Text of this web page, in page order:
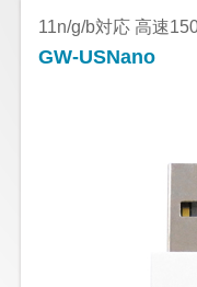
11n/g/b対応 高速
GW-USNano